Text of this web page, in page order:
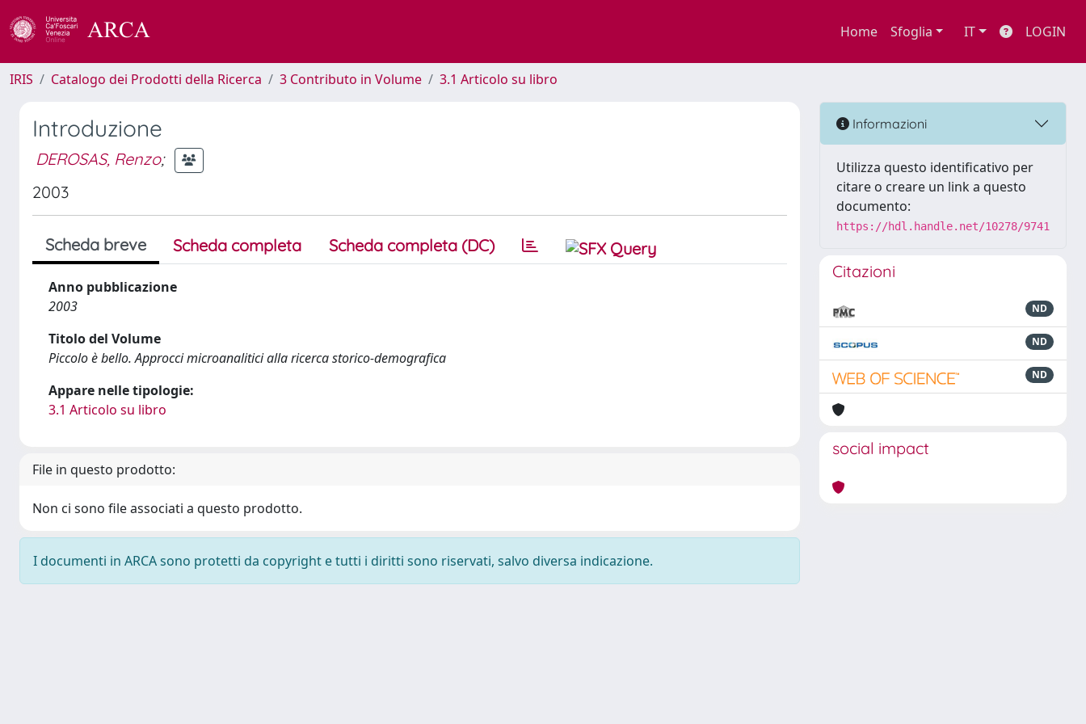
Home Sfoglia IT LOGIN
IRIS Catalogo dei Prodotti della Ricerca 3 Contributo in Volume 3.1 Articolo su libro
Introduzione
DEROSAS, Renzo;
2003
Scheda breve Scheda completa Scheda completa (DC)
Anno pubblicazione
2003
Titolo del Volume
Piccolo è bello. Approcci microanalitici alla ricerca storico-demografica
Appare nelle tipologie:
3.1 Articolo su libro
File in questo prodotto:
Non ci sono file associati a questo prodotto.
I documenti in ARCA sono protetti da copyright e tutti i diritti sono riservati, salvo diversa indicazione.
Informazioni
Utilizza questo identificativo per
citare o creare un link a questo
documento:
https://hdl.handle.net/10278/9741
Citazioni
ND
ND
ND
social impact